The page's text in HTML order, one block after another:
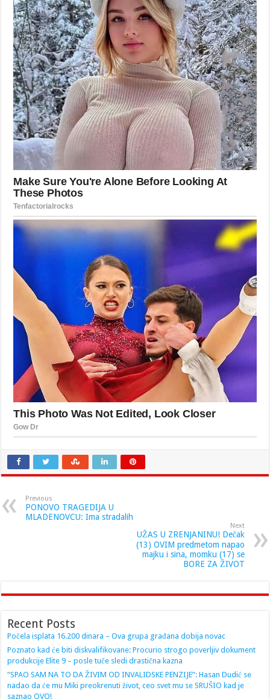
Previous
PONOVO TRAGEDIJA U
MLADENOVCU: Ima stradalih
Next
UŽAS U ZRENJANINU! Dečak
(13) OVIM predmetom napao
majku i sina, momku (17) se
BORE ZA ŽIVOT
Recent Posts
Počela isplata 16.200 dinara – Ova grupa građana dobija novac
Poznato kad će biti diskvalifikovane: Procurio strogo poverljiv dokument
produkcije Elite 9 – posle tuče sledi drastična kazna
“SPAO SAM NA TO DA ŽIVIM OD INVALIDSKE PENZIJE”: Hasan Dudić se
nadao da će mu Miki preokrenuti život, ceo svet mu se SRUŠIO kad je
saznao OVO!